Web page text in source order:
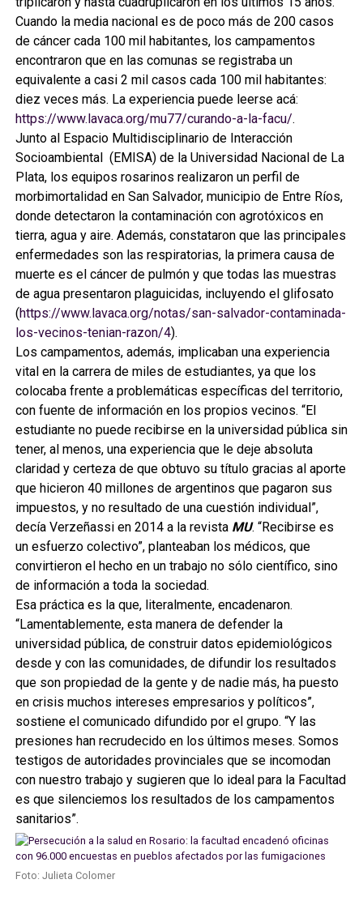
Cuando la media nacional es de poco más de 200 casos
de cáncer cada 100 mil habitantes, los campamentos
encontraron que en las comunas se registraba un
equivalente a casi 2 mil casos cada 100 mil habitantes:
diez veces más. La experiencia puede leerse acá:
https://www.lavaca.org/mu77/curando-a-la-facu/.
Junto al Espacio Multidisciplinario de Interacción
Socioambiental (EMISA) de la Universidad Nacional de La
Plata, los equipos rosarinos realizaron un perfil de
morbimortalidad en San Salvador, municipio de Entre Ríos,
donde detectaron la contaminación con agrotóxicos en
tierra, agua y aire. Además, constataron que las principales
enfermedades son las respiratorias, la primera causa de
muerte es el cáncer de pulmón y que todas las muestras
de agua presentaron plaguicidas, incluyendo el glifosato
(https://www.lavaca.org/notas/san-salvador-contaminada-
los-vecinos-tenian-razon/4).
Los campamentos, además, implicaban una experiencia
vital en la carrera de miles de estudiantes, ya que los
colocaba frente a problemáticas específicas del territorio,
con fuente de información en los propios vecinos. “El
estudiante no puede recibirse en la universidad pública sin
tener, al menos, una experiencia que le deje absoluta
claridad y certeza de que obtuvo su título gracias al aporte
que hicieron 40 millones de argentinos que pagaron sus
impuestos, y no resultado de una cuestión individual”,
decía Verzeñassi en 2014 a la revista MU. “Recibirse es
un esfuerzo colectivo”, planteaban los médicos, que
convirtieron el hecho en un trabajo no sólo científico, sino
de información a toda la sociedad.
Esa práctica es la que, literalmente, encadenaron.
“Lamentablemente, esta manera de defender la
universidad pública, de construir datos epidemiológicos
desde y con las comunidades, de difundir los resultados
que son propiedad de la gente y de nadie más, ha puesto
en crisis muchos intereses empresarios y políticos”,
sostiene el comunicado difundido por el grupo. “Y las
presiones han recrudecido en los últimos meses. Somos
testigos de autoridades provinciales que se incomodan
con nuestro trabajo y sugieren que lo ideal para la Facultad
es que silenciemos los resultados de los campamentos
sanitarios”.
Foto: Julieta Colomer